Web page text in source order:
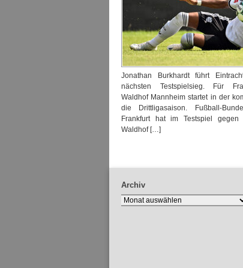
Jonathan Burkhardt führt
nächsten Testspielsieg. Für
Waldhof Mannheim startet in der
die Drittligasaison. Fußball-
Frankfurt hat im Testspiel gegen
Waldhof […]
Archiv
Archiv